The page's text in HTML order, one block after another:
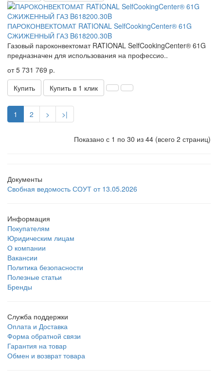
ПАРОКОНВЕКТОМАТ RATIONAL SelfCookingCenter® 61G
CЖИЖЕННЫЙ ГАЗ B618200.30B
Газовый пароконвектомат RATIONAL SelfCookingCenter® 61G ​
предназначен для использования на профессио..
от 5 731 769 р.
Купить
Купить в 1 клик
1 2 > >|
Показано с 1 по 30 из 44 (всего 2 страниц)
Документы
Свобная ведомость СОУТ от 13.05.2026
Информация
Покупателям
Юридическим лицам
О компании
Вакансии
Политика безопасности
Полезные статьи
Бренды
Служба поддержки
Оплата и Доставка
Форма обратной связи
Гарантия на товар
Обмен и возврат товара